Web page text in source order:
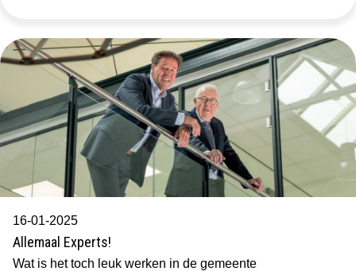
16-01-2025
Allemaal Experts!
Wat is het toch leuk werken in de gemeente